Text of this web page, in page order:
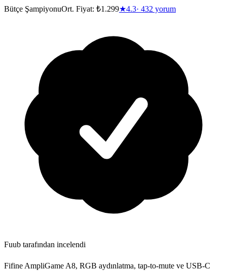
Bütçe ŞampiyonuOrt. Fiyat: ₺1.299★4.3· 432 yorum
Fuub tarafından incelendi
Fifine AmpliGame A8, RGB aydınlatma, tap-to-mute ve USB-C